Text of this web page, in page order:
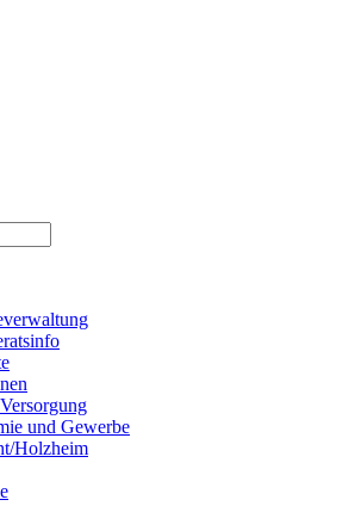
und Gewerbe
Holzheim